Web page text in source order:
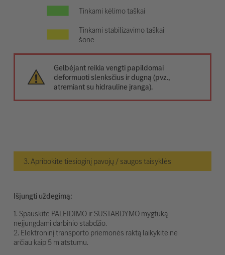
Tinkami kėlimo taškai
Tinkami stabilizavimo taškai
šone
Gelbėjant reikia vengti papildomai
deformuoti slenksčius ir dugną (pvz.,
atremiant su hidrauline įranga).
3. Apribokite tiesioginį pavojų / saugos taisyklės
Išjungti uždegimą:
1. Spauskite PALEIDIMO ir SUSTABDYMO mygtuką
neįjungdami darbinio stabdžio.
2. Elektroninį transporto priemonės raktą laikykite ne
arčiau kaip 5 m atstumu.